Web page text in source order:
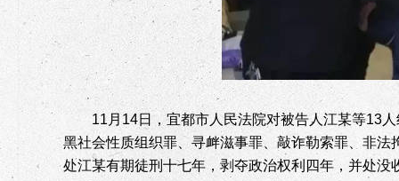
11月 14日，宜都市人民法院对被告人江某等13
黑社会性质组织罪、寻衅滋事罪、敲诈勒索罪、非
处江某有期徒刑十七年，剥夺政治权利四年，并处